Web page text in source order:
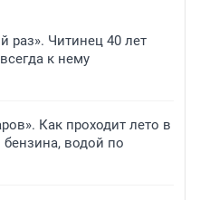
раз». Читинец 40 лет
к нему
Как проходит лето в
водой по